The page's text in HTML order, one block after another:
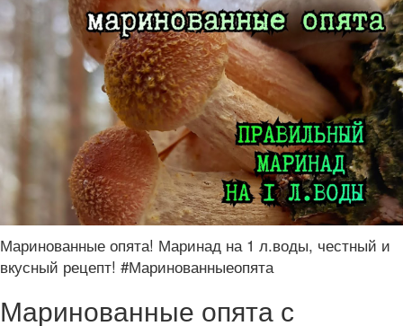
Маринованные опята! Маринад на 1 л.воды, честный и
вкусный рецепт! #Маринованныеопята
Маринованные опята с